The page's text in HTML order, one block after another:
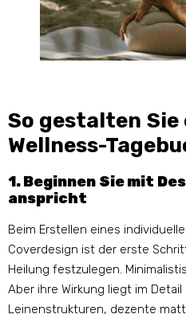
So gestalten Sie
Wellness-
1. Beginnen Sie mit
anspricht
Beim Erstellen eines
Coverdesign ist der erste
Heilung festzulegen.
Aber ihre Wirkung liegt im
Leinenstrukturen, dezente